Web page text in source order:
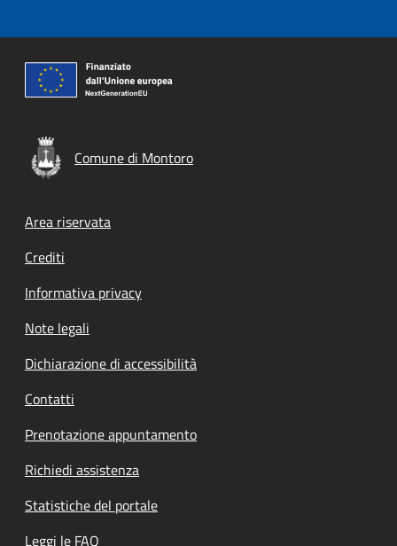
Comune di Montoro
Footer menu
Area riservata
Crediti
Informativa privacy
Note legali
Dichiarazione di accessibilità
Contatti
Prenotazione appuntamento
Richiedi assistenza
Statistiche del portale
Leggi le FAQ